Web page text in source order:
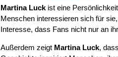
Martina Luck ist eine
Menschen interessieren sich für
Interesse, dass Fans nicht nur an
Außerdem zeigt Martina Luck,